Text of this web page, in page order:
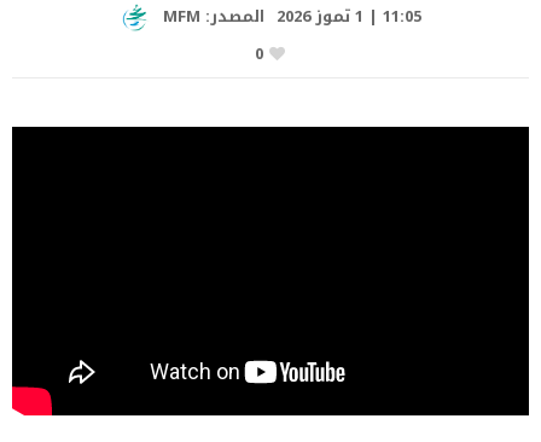
11:05 | 1 تموز 2026 المصدر: MFM
0